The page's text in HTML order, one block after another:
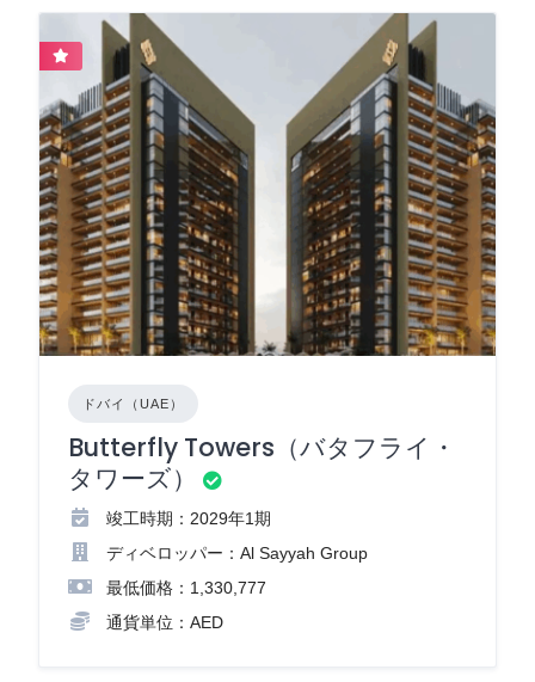
ドバイ（UAE）
Butterfly Towers（バタフライ・
タワーズ）
竣工時期：2029年1期
ディベロッパー：Al Sayyah Group
最低価格：1,330,777
通貨単位：AED